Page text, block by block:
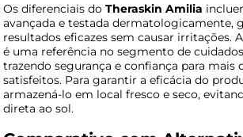
Os diferenciais doTheraskin Amilia
avançada e testada dermatologicamente,
resultados eficazes sem causar irritações.
é uma referência no segmento de
trazendo segurança e confiança para mais
satisfeitos. Para garantir a eficácia do
armazená-lo em local fresco e seco,
direta ao sol.